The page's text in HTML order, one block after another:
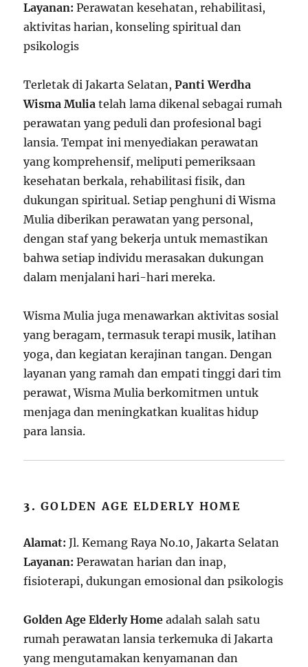
Layanan: Perawatan kesehatan, rehabilitasi,
aktivitas harian, konseling spiritual dan
psikologis
Terletak di Jakarta Selatan,Panti Werdha
Wisma Mulia telah lama dikenal sebagai rumah
perawatan yang peduli dan profesional bagi
lansia. Tempat ini menyediakan perawatan
yang komprehensif, meliputi pemeriksaan
kesehatan berkala, rehabilitasi fisik, dan
dukungan spiritual. Setiap penghuni di Wisma
Mulia diberikan perawatan yang personal,
dengan staf yang bekerja untuk memastikan
bahwa setiap individu merasakan dukungan
dalam menjalani hari-hari mereka.
Wisma Mulia juga menawarkan aktivitas sosial
yang beragam, termasuk terapi musik, latihan
yoga, dan kegiatan kerajinan tangan. Dengan
layanan yang ramah dan empati tinggi dari tim
perawat, Wisma Mulia berkomitmen untuk
menjaga dan meningkatkan kualitas hidup
para lansia.
3.GOLDEN AGE ELDERLY HOME
Alamat: Jl. Kemang Raya No.10, Jakarta Selatan
Layanan: Perawatan harian dan inap,
fisioterapi, dukungan emosional dan psikologis
Golden Age Elderly Home adalah salah satu
rumah perawatan lansia terkemuka di Jakarta
yang mengutamakan kenyamanan dan